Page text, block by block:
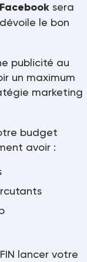
sera
le bon
publicité au
un maximum
marketing
budget
avoir :
lancer votre